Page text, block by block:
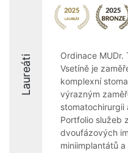
Laureáti
Ordinace MUDr.
Vsetíně je
komplexní
výrazným
stomatochirurgii
Portfolio služeb
dvoufázových
miniimplantátů